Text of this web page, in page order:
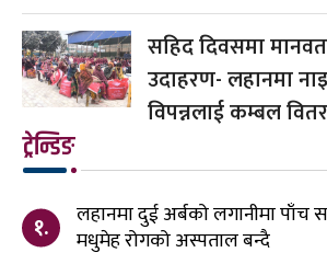
सहिद दिवसमा
उदाहरण- लहानमा
विपन्नलाई कम्बल
ट्रेन्डिङ
१.
लहानमा दुई अर्बको लगानीमा पाँच
मधुमेह रोगको अस्पताल बन्दै